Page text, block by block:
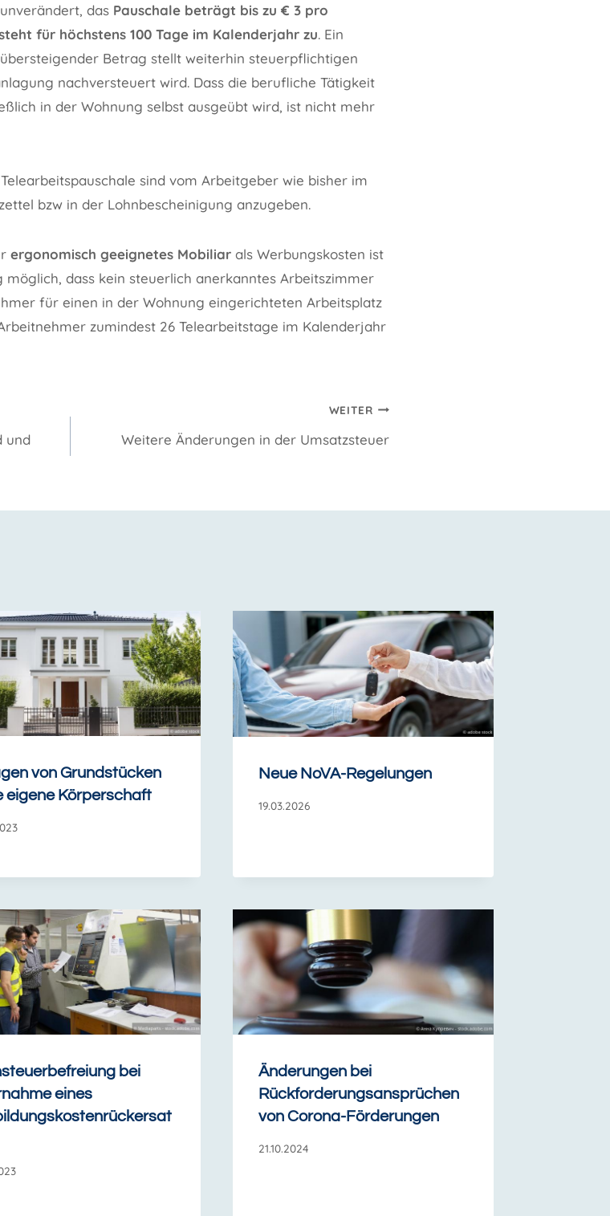
das Pauschale beträgt bis zu € 3 pro
für höchstens 100 Tage im Kalenderjahr zu. Ein
Betrag stellt weiterhin steuerpflichtigen
nachversteuert wird. Dass die berufliche Tätigkeit
in der Wohnung selbst ausgeübt wird, ist nicht mehr
sind vom Arbeitgeber wie bisher im
bzw in der Lohnbescheinigung anzugeben.
ergonomisch geeignetes Mobiliar als Werbungskosten ist
dass kein steuerlich anerkanntes Arbeitszimmer
für einen in der Wohnung eingerichteten Arbeitsplatz
zumindest 26 Telearbeitstage im Kalenderjahr
und
WEITER
Weitere Änderungen in der Umsatzsteuer
von Grundstücken
eigene Körperschaft
Neue NoVA-Regelungen
19.03.2026
bei
eines
Änderungen bei
Rückforderungsansprüchen
von Corona-Förderungen
21.10.2024